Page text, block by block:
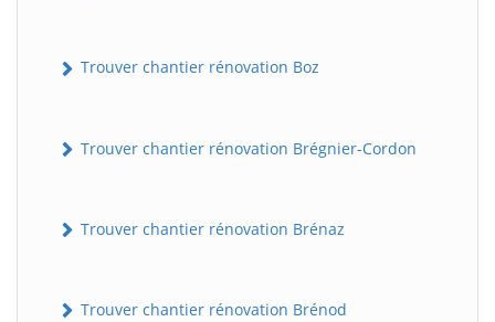
Trouver chantier rénovation Boz
Trouver chantier rénovation Brégnier-Cordon
Trouver chantier rénovation Brénaz
Trouver chantier rénovation Brénod